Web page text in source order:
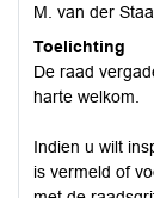
M. van der
Toelichting
De raad
harte welkom.
Indien u wilt
is vermeld of